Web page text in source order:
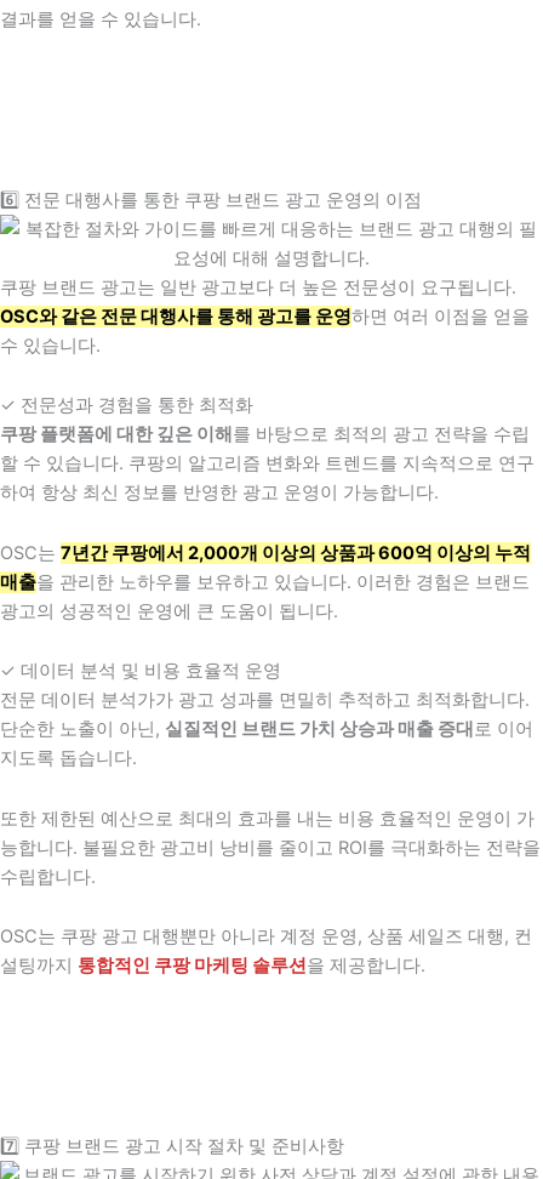
결과를 얻을 수 있습니다.
6️⃣ 전문 대행사를 통한 쿠팡 브랜드 광고 운영의 이점
쿠팡 브랜드 광고는 일반 광고보다 더 높은 전문성이 요구됩니다.
OSC와 같은 전문 대행사를 통해 광고를 운영하면 여러 이점을 얻을
수 있습니다.
✓ 전문성과 경험을 통한 최적화
쿠팡 플랫폼에 대한 깊은 이해 를 바탕으로 최적의 광고 전략을 수립
할 수 있습니다. 쿠팡의 알고리즘 변화와 트렌드를 지속적으로 연구
하여 항상 최신 정보를 반영한 광고 운영이 가능합니다.
OSC는 7년간 쿠팡에서 2,000개 이상의 상품과 600억 이상의 누적
매출을 관리한 노하우를 보유하고 있습니다. 이러한 경험은 브랜드
광고의 성공적인 운영에 큰 도움이 됩니다.
✓ 데이터 분석 및 비용 효율적 운영
전문 데이터 분석가가 광고 성과를 면밀히 추적하고 최적화합니다.
단순한 노출이 아닌, 실질적인 브랜드 가치 상승과 매출 증대 로 이어
지도록 돕습니다.
또한 제한된 예산으로 최대의 효과를 내는 비용 효율적인 운영이 가
능합니다. 불필요한 광고비 낭비를 줄이고 ROI를 극대화하는 전략을
수립합니다.
OSC는 쿠팡 광고 대행뿐만 아니라 계정 운영, 상품 세일즈 대행, 컨
설팅까지 통합적인 쿠팡 마케팅 솔루션을 제공합니다.
7️⃣ 쿠팡 브랜드 광고 시작 절차 및 준비사항